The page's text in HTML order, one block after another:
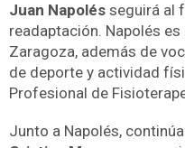
Juan Napolés seguirá al
readaptación. Napolés es
Zaragoza, además de
de deporte y actividad
Profesional de
Junto a Napolés,